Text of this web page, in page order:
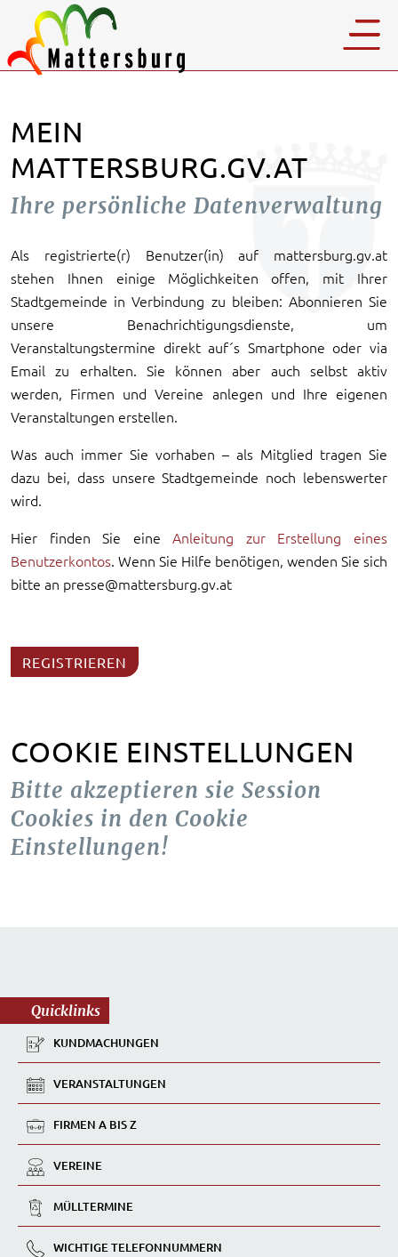
MEIN
MATTERSBURG.GV.AT
Ihre persönliche Datenverwaltung
Als registrierte(r) Benutzer(in) auf mattersburg.gv.at
stehen Ihnen einige Möglichkeiten offen, mit Ihrer
Stadtgemeinde in Verbindung zu bleiben: Abonnieren Sie
unsere Benachrichtigungsdienste, um
Veranstaltungstermine direkt auf´s Smartphone oder via
Email zu erhalten. Sie können aber auch selbst aktiv
werden, Firmen und Vereine anlegen und Ihre eigenen
Veranstaltungen erstellen.
Was auch immer Sie vorhaben – als Mitglied tragen Sie
dazu bei, dass unsere Stadtgemeinde noch lebenswerter
wird.
Hier finden Sie eineAnleitung zur Erstellung eines
Benutzerkontos. Wenn Sie Hilfe benötigen, wenden Sie sich
bitte an presse@mattersburg.gv.at
REGISTRIEREN
COOKIE EINSTELLUNGEN
Bitte akzeptieren sie Session
Cookies in den Cookie
Einstellungen!
Quicklinks
KUNDMACHUNGEN
VERANSTALTUNGEN
FIRMEN A BIS Z
VEREINE
MÜLLTERMINE
WICHTIGE TELEFONNUMMERN